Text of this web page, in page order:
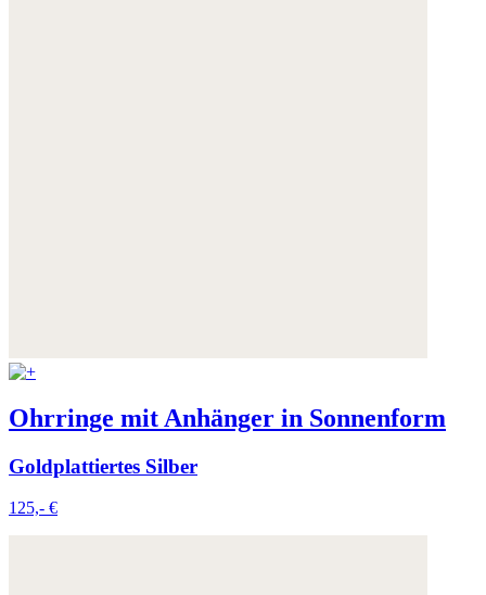
Ohrringe mit Anhänger in Sonnenform
Goldplattiertes Silber
125,- €